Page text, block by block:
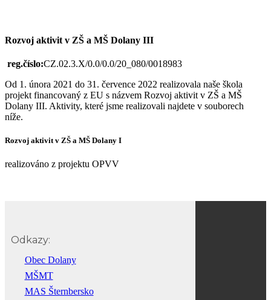
Rozvoj aktivit v ZŠ a MŠ Dolany III
reg.číslo:CZ.02.3.X/0.0/0.0/20_080/0018983
Od 1. února 2021 do 31. července 2022 realizovala naše škola
projekt financovaný z EU s názvem Rozvoj aktivit v ZŠ a MŠ
Dolany III. Aktivity, které jsme realizovali najdete v souborech
níže.
Rozvoj aktivit v ZŠ a MŠ Dolany I
realizováno z projektu OPVV
Odkazy:
Obec Dolany
MŠMT
MAS Šternbersko